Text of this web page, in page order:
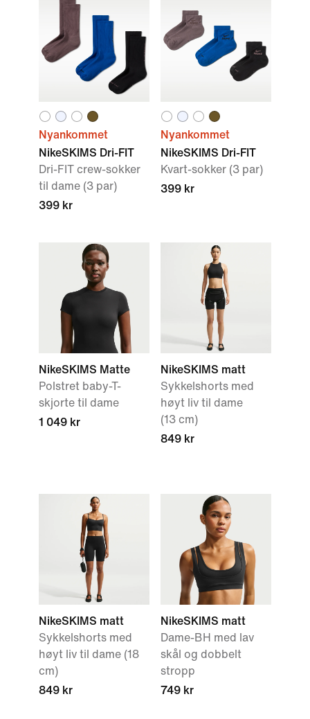
Nyankommet
NikeSKIMS Dri-FIT
Dri-FIT crew-sokker
til dame (3 par)
399 kr
Nyankommet
NikeSKIMS Dri-FIT
Kvart-sokker (3 par)
399 kr
NikeSKIMS Matte
Polstret baby-T-
skjorte til dame
1 049 kr
NikeSKIMS matt
Sykkelshorts med
høyt liv til dame
(13 cm)
849 kr
NikeSKIMS matt
Sykkelshorts med
høyt liv til dame (18
cm)
849 kr
NikeSKIMS matt
Dame-BH med lav
skål og dobbelt
stropp
749 kr